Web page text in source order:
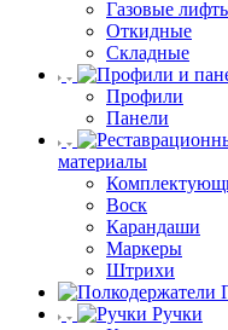
Газовые
Откидные
Складные
Профили
Панели
материалы
Воск
Карандаши
Маркеры
Штрихи
Ручки